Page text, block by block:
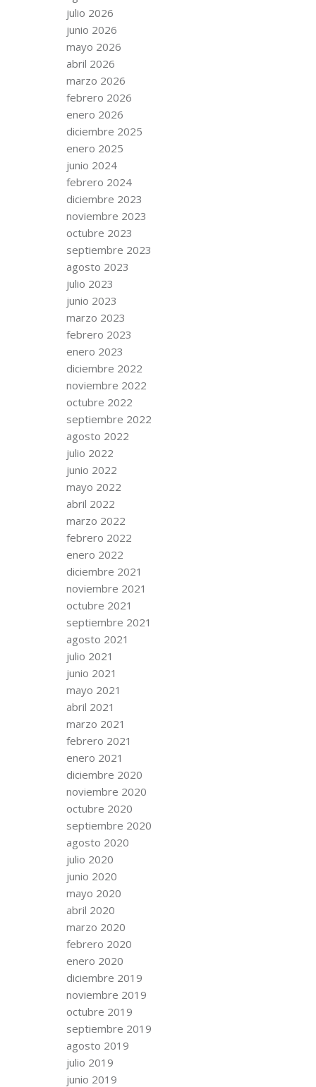
julio 2026
junio 2026
mayo 2026
abril 2026
marzo 2026
febrero 2026
enero 2026
diciembre 2025
enero 2025
junio 2024
febrero 2024
diciembre 2023
noviembre 2023
octubre 2023
septiembre 2023
agosto 2023
julio 2023
junio 2023
marzo 2023
febrero 2023
enero 2023
diciembre 2022
noviembre 2022
octubre 2022
septiembre 2022
agosto 2022
julio 2022
junio 2022
mayo 2022
abril 2022
marzo 2022
febrero 2022
enero 2022
diciembre 2021
noviembre 2021
octubre 2021
septiembre 2021
agosto 2021
julio 2021
junio 2021
mayo 2021
abril 2021
marzo 2021
febrero 2021
enero 2021
diciembre 2020
noviembre 2020
octubre 2020
septiembre 2020
agosto 2020
julio 2020
junio 2020
mayo 2020
abril 2020
marzo 2020
febrero 2020
enero 2020
diciembre 2019
noviembre 2019
octubre 2019
septiembre 2019
agosto 2019
julio 2019
junio 2019